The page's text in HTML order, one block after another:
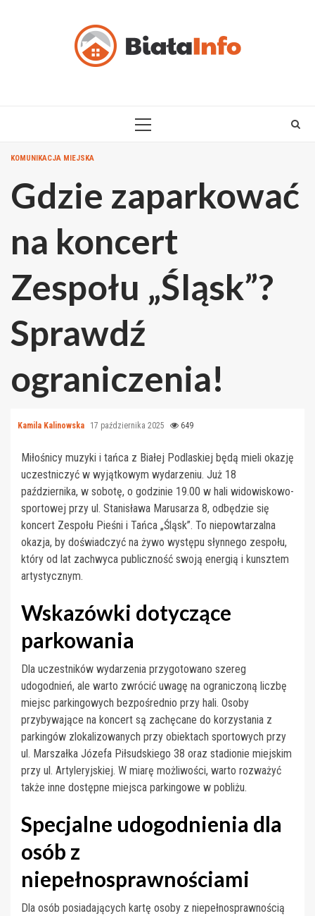
PRIMARY
KOMUNIKACJA MIEJSKA
Gdzie zaparkować
na koncert
Zespołu „Śląsk”?
Sprawdź
ograniczenia!
Kamila Kalinowska 17 października 2025 649
Miłośnicy muzyki i tańca z Białej Podlaskiej będą mieli okazję
uczestniczyć w wyjątkowym wydarzeniu. Już 18
października, w sobotę, o godzinie 19.00 w hali widowiskowo-
sportowej przy ul. Stanisława Marusarza 8, odbędzie się
koncert Zespołu Pieśni i Tańca „Śląsk”. To niepowtarzalna
okazja, by doświadczyć na żywo występu słynnego zespołu,
który od lat zachwyca publiczność swoją energią i kunsztem
artystycznym.
Wskazówki dotyczące
parkowania
Dla uczestników wydarzenia przygotowano szereg
udogodnień, ale warto zwrócić uwagę na ograniczoną liczbę
miejsc parkingowych bezpośrednio przy hali. Osoby
przybywające na koncert są zachęcane do korzystania z
parkingów zlokalizowanych przy obiektach sportowych przy
ul. Marszałka Józefa Piłsudskiego 38 oraz stadionie miejskim
przy ul. Artyleryjskiej. W miarę możliwości, warto rozważyć
także inne dostępne miejsca parkingowe w pobliżu.
Specjalne udogodnienia dla
osób z
niepełnosprawnościami
Dla osób posiadających kartę osoby z niepełnosprawnością